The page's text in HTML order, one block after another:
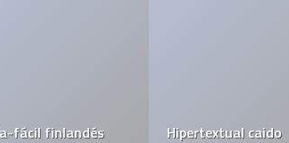
Hipertextual caido